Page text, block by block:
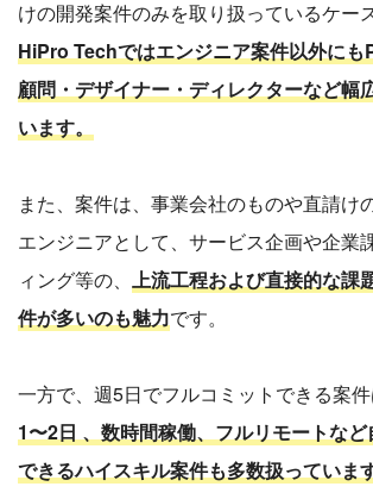
けの開発案件のみを取り扱っているケー
HiPro Techではエンジニア案件以外にも
顧問・デザイナー・ディレクターなど幅
います。
また、案件は、事業会社のものや直請け
エンジニアとして、サービス企画や企業
ィング等の、 上流工程および直接的な課
件が多いのも魅力です。
一方で、週5日でフルコミットできる案件
1〜2日 、数時間稼働、フルリモートな
できるハイスキル案件も多数扱っています